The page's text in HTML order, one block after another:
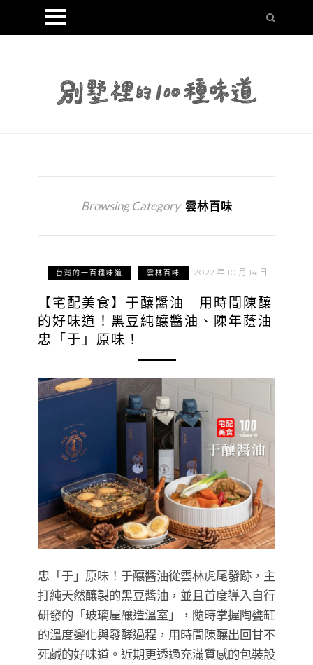
Browsing Category 雲林百味
台灣的一百種味道 雲林百味 2022 年 10 月 14 日
【宅配美食】于釀醬油｜用時間陳釀
的好味道！黑豆純釀醬油、陳年蔭油
忠「于」原味！
忠「于」原味！于釀醬油從雲林虎尾發跡，主
打純天然釀製的黑豆醬油，並且首度導入自行
研發的「玻璃屋釀造溫室」，隨時掌握陶甕缸
的溫度變化與發酵過程，用時間陳釀出回甘不
死鹹的好味道。近期更透過充滿質感的包裝設